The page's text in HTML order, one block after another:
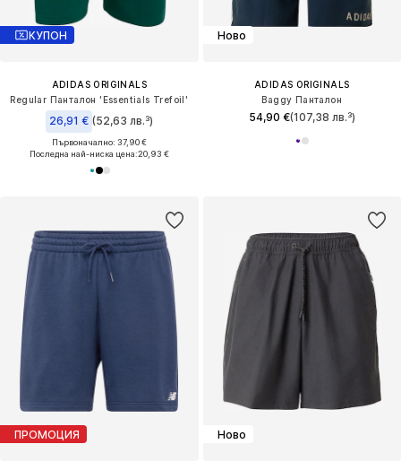
КУПОН
ADIDAS ORIGINALS
Regular Панталон 'Essentials Trefoil'
26,91 € (52,63 лв.³)
Първоначално: 37,90 €
Последна най-ниска цена:20,93 €
Ново
ADIDAS ORIGINALS
Baggy Панталон
54,90 €(107,38 лв.³)
ПРОМОЦИЯ Ново